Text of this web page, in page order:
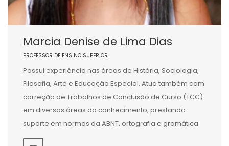
Marcia Denise de Lima Dias
PROFESSOR DE ENSINO SUPERIOR
Possui experiência nas áreas de História, Sociologia,
Filosofia, Arte e Educação Especial. Atua também com
correção de Trabalhos de Conclusão de Curso (TCC)
em diversas áreas do conhecimento, prestando
suporte em normas da ABNT, ortografia e gramática.